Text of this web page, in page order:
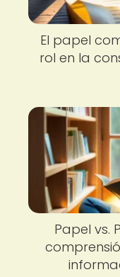
El papel
rol en la
Papel vs.